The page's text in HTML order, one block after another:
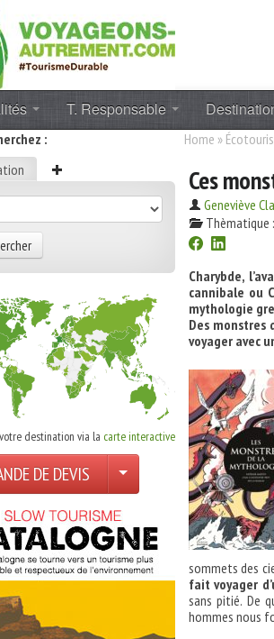
T. Responsable
:
destination via la carte interactive
DE DEVIS
Home »
Ces
Geneviève
Thèmatique :
Charybde,
cannibale ou
mythologie
Des
voyager avec
sommets des
fait voyager
sans pitié. De
hommes nous